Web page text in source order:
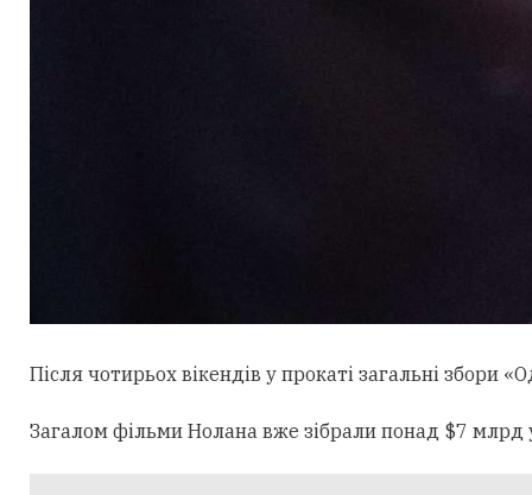
Після чотирьох вікендів у прокаті загальні
Загалом фільми Нолана вже зібрали понад $7 млрд